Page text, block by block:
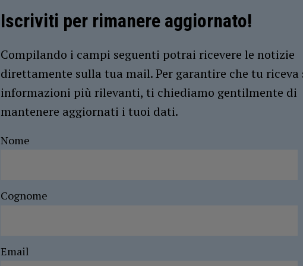
Iscriviti per rimanere aggiornato!
Compilando i campi seguenti potrai ricevere le notizie
direttamente sulla tua mail. Per garantire che tu riceva
informazioni più rilevanti, ti chiediamo gentilmente di
mantenere aggiornati i tuoi dati.
Nome
Cognome
Email